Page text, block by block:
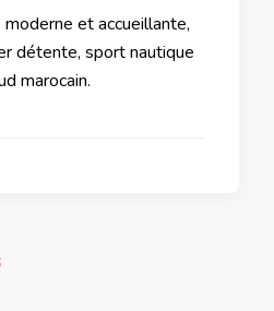
et accueillante,
détente, sport nautique
marocain.